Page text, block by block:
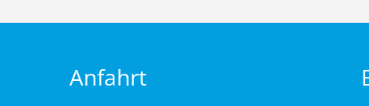
Anfahrt